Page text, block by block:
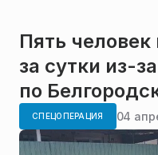
Пять
за сутки из-
по
СПЕЦОПЕРАЦИЯ 04